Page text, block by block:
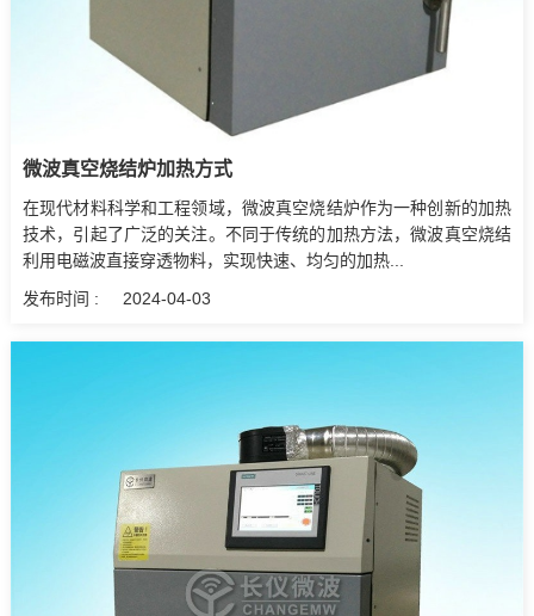
微波真空烧结炉加热方式
在现代材料科学和工程领域，微波真空烧结炉作为一种创新的加热
技术，引起了广泛的关注。不同于传统的加热方法，微波真空烧结
利用电磁波直接穿透物料，实现快速、均匀的加热...
发布时间 :
2024-04-03